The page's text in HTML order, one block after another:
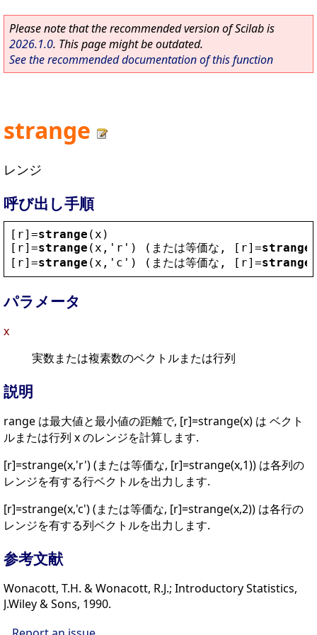
Please note that the recommended version of Scilab is
2026.1.0. This page might be outdated.
See the recommended documentation of this function
strange
レンジ
呼び出し手順
[ r]=strange ( x )
[ r]=strange ( x , ' r ' ) (または等価な, [ r]=strange
[ r]=strange ( x , ' c ' ) (または等価な, [ r]=strange
パラメータ
x
実数または複素数のベクトルまたは行列
説明
range は最大値と最小値の距離で, [r]=strange(x) は ベクト
ルまたは行列 x のレンジを計算します.
[r]=strange(x,'r') (または等価な, [r]=strange(x,1)) は各列の
レンジを有する行ベクトルを出力します.
[r]=strange(x,'c') (または等価な, [r]=strange(x,2)) は各行の
レンジを有する列ベクトルを出力します.
参考文献
Wonacott, T.H. & Wonacott, R.J.; Introductory Statistics,
J.Wiley & Sons, 1990.